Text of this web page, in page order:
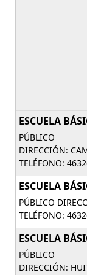
ESCUELA
PÚBLICO
DIRECCIÓN:
TELÉFONO:
ESCUELA
PÚBLICO
TELÉFONO:
ESCUELA
PÚBLICO
DIRECCIÓN: